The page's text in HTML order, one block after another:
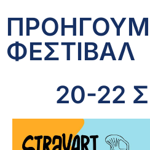
ΦΕΣΤΙΒΑΛ
20-22